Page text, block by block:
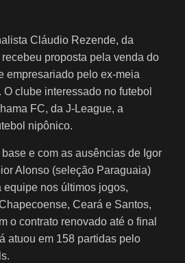
Cláudio Rezende, da
proposta pela venda do
empresariado pelo ex-meia
clube interessado no futebol
FC, da J-League, a
nipônico.
e com as ausências de Igor
Alonso (seleção Paraguaia)
nos últimos jogos,
Ceará e Santos,
o contrato renovado até o final
atuou em 158 partidas pelo